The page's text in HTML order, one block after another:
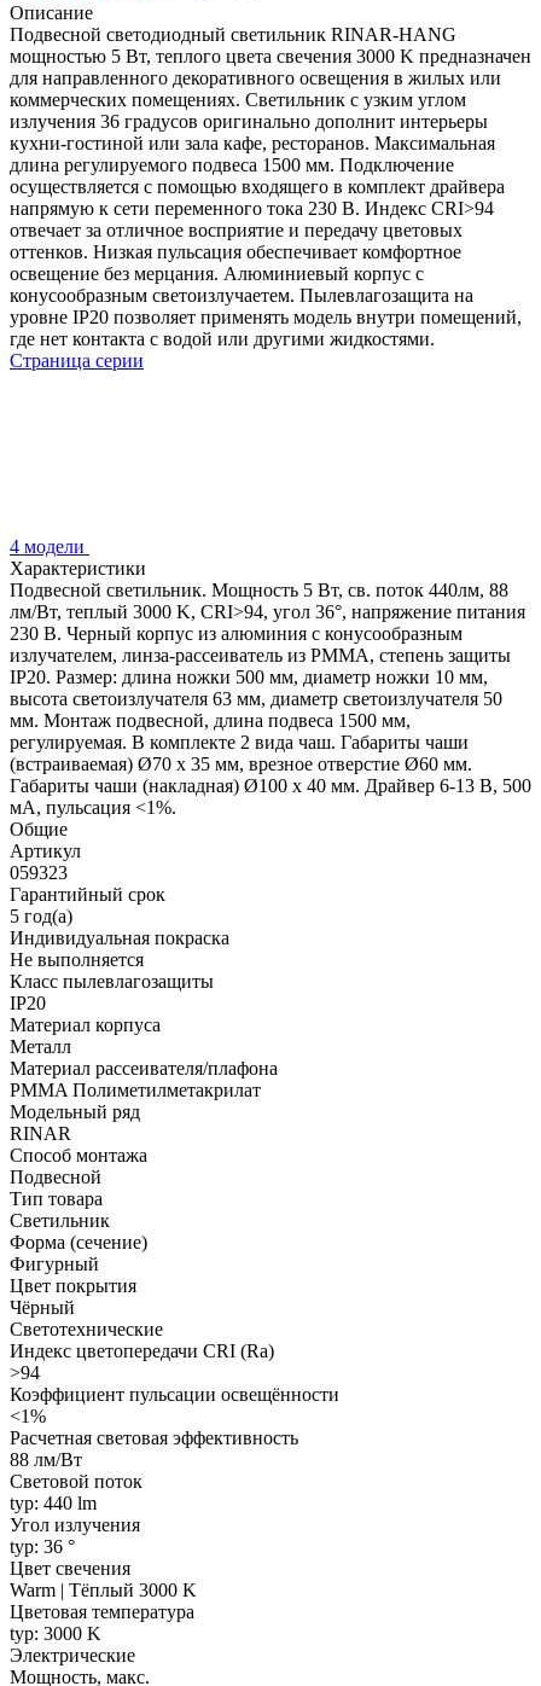
Описание
Подвесной светодиодный светильник RINAR-HANG
мощностью 5 Вт, теплого цвета свечения 3000 K предназначен
для направленного декоративного освещения в жилых или
коммерческих помещениях. Светильник с узким углом
излучения 36 градусов оригинально дополнит интерьеры
кухни-гостиной или зала кафе, ресторанов. Максимальная
длина регулируемого подвеса 1500 мм. Подключение
осуществляется с помощью входящего в комплект драйвера
напрямую к сети переменного тока 230 В. Индекс CRI>94
отвечает за отличное восприятие и передачу цветовых
оттенков. Низкая пульсация обеспечивает комфортное
освещение без мерцания. Алюминиевый корпус с
конусообразным светоизлучаетем. Пылевлагозащита на
уровне IP20 позволяет применять модель внутри помещений,
где нет контакта с водой или другими жидкостями.
Страница серии
4 модели
Характеристики
Подвесной светильник. Мощность 5 Вт, св. поток 440лм, 88
лм/Вт, теплый 3000 K, CRI>94, угол 36°, напряжение питания
230 В. Черный корпус из алюминия с конусообразным
излучателем, линза-рассеиватель из PMMA, степень защиты
IP20. Размер: длина ножки 500 мм, диаметр ножки 10 мм,
высота светоизлучателя 63 мм, диаметр светоизлучателя 50
мм. Монтаж подвесной, длина подвеса 1500 мм,
регулируемая. В комплекте 2 вида чаш. Габариты чаши
(встраиваемая) Ø70 х 35 мм, врезное отверстие Ø60 мм.
Габариты чаши (накладная) Ø100 x 40 мм. Драйвер 6-13 В, 500
мА, пульсация <1%.
Общие
Артикул
059323
Гарантийный срок
5 год(а)
Индивидуальная покраска
Не выполняется
Класс пылевлагозащиты
IP20
Материал корпуса
Металл
Материал рассеивателя/плафона
PMMA Полиметилметакрилат
Модельный ряд
RINAR
Способ монтажа
Подвесной
Тип товара
Светильник
Форма (сечение)
Фигурный
Цвет покрытия
Чёрный
Светотехнические
Индекс цветопередачи CRI (Ra)
>94
Коэффициент пульсации освещённости
<1%
Расчетная световая эффективность
88 лм/Вт
Световой поток
typ: 440 lm
Угол излучения
typ: 36 °
Цвет свечения
Warm | Тёплый 3000 K
Цветовая температура
typ: 3000 K
Электрические
Мощность, макс.